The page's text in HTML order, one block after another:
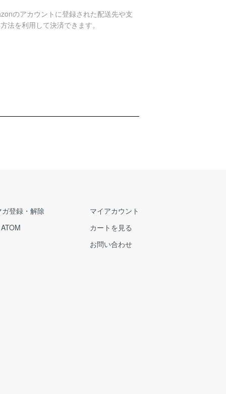
のアカウントに登録された配送先や支
法を利用して決済できます。
ガ登録・解除
ATOM
マイアカウント
カートを見る
お問い合わせ